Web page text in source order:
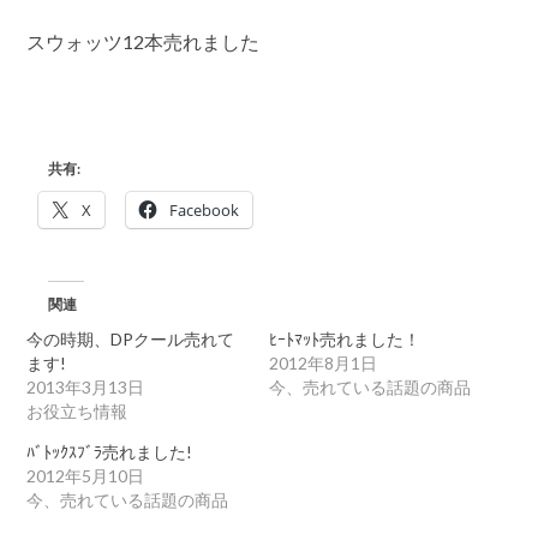
ッ
は
スウォッツ12本売れました
共有:
X Facebook
関連
今の時期、DPクール売れて
ます!
2013年3月13日
お役立ち情報
ﾋｰﾄﾏｯﾄ売れました！
2012年8月1日
今、売れている話題の商品
ﾊﾞﾄｯｸｽﾌﾞﾗ売れました!
2012年5月10日
今、売れている話題の商品